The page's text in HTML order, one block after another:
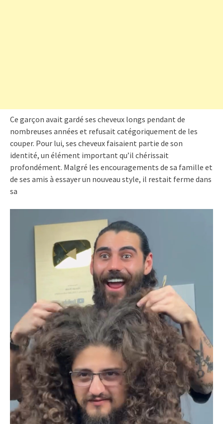
Ce garçon avait gardé ses cheveux longs pendant de
nombreuses années et refusait catégoriquement de les
couper. Pour lui, ses cheveux faisaient partie de son
identité, un élément important qu’il chérissait
profondément. Malgré les encouragements de sa famille et
de ses amis à essayer un nouveau style, il restait ferme dans
sa